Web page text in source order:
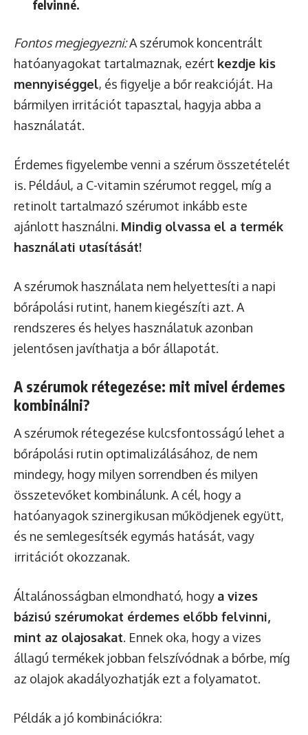
felvinné.
Fontos megjegyezni:A szérumok koncentrált
hatóanyagokat tartalmaznak, ezért kezdje kis
mennyiséggel, és figyelje a bőr reakcióját. Ha
bármilyen irritációt tapasztal, hagyja abba a
használatát.
Érdemes figyelembe venni a szérum összetételét
is. Például, a C-vitamin szérumot reggel, míg a
retinolt tartalmazó szérumot inkább este
ajánlott használni. Mindig olvassa el a termék
használati utasítását!
A szérumok használata nem helyettesíti a napi
bőrápolási rutint, hanem kiegészíti azt. A
rendszeres és helyes használatuk azonban
jelentősen javíthatja a bőr állapotát.
A szérumok rétegezése: mit mivel érdemes
kombinálni?
A szérumok rétegezése kulcsfontosságú lehet a
bőrápolási rutin optimalizálásához, de nem
mindegy, hogy milyen sorrendben és milyen
összetevőket kombinálunk. A cél, hogy a
hatóanyagok szinergikusan működjenek együtt,
és ne semlegesítsék egymás hatását, vagy
irritációt okozzanak.
Általánosságban elmondható, hogy a vizes
bázisú szérumokat érdemes előbb felvinni,
mint az olajosakat. Ennek oka, hogy a vizes
állagú termékek jobban felszívódnak a bőrbe, míg
az olajok akadályozhatják ezt a folyamatot.
Példák a jó kombinációkra: